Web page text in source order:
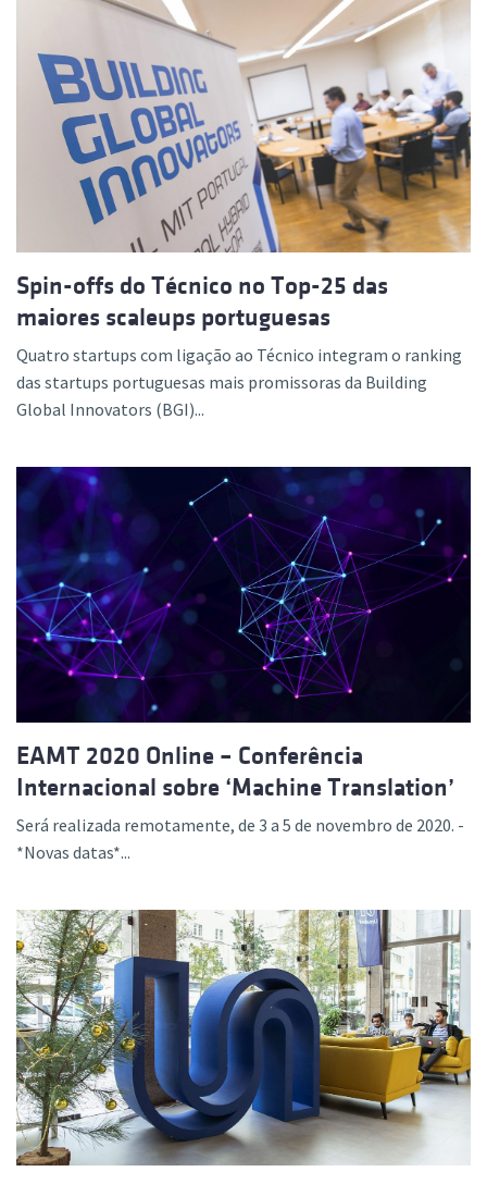
Spin-offs do Técnico no Top-25 das
maiores scaleups portuguesas
Quatro startups com ligação ao Técnico integram o ranking
das startups portuguesas mais promissoras da Building
Global Innovators (BGI)...
EAMT 2020 Online – Conferência
Internacional sobre ‘Machine Translation’
Será realizada remotamente, de 3 a 5 de novembro de 2020. -
*Novas datas*...